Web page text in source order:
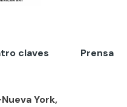
claves Prensa
York,